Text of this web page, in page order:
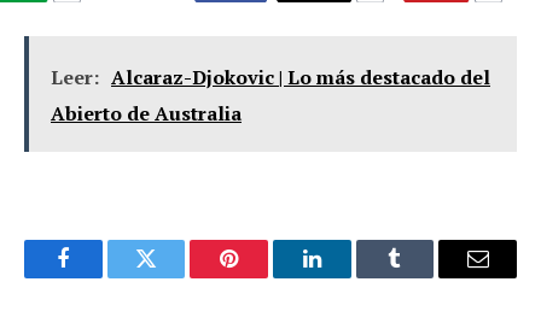
Leer: Alcaraz-Djokovic | Lo más destacado del
Abierto de Australia
FacebookTwitter Pinterest LinkedInTumblr Email